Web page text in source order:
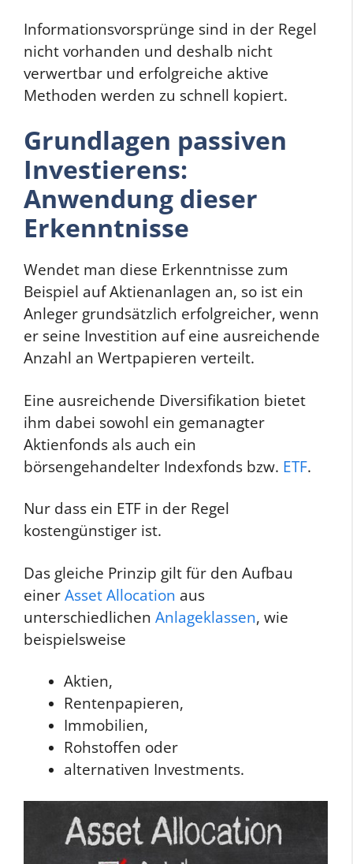
Informationsvorsprünge sind in der Regel
nicht vorhanden und deshalb nicht
verwertbar und erfolgreiche aktive
Methoden werden zu schnell kopiert.
Grundlagen passiven
Investierens:
Anwendung dieser
Erkenntnisse
Wendet man diese Erkenntnisse zum
Beispiel auf Aktienanlagen an, so ist ein
Anleger grundsätzlich erfolgreicher, wenn
er seine Investition auf eine ausreichende
Anzahl an Wertpapieren verteilt.
Eine ausreichende Diversifikation bietet
ihm dabei sowohl ein gemanagter
Aktienfonds als auch ein
börsengehandelter Indexfonds bzw. ETF.
Nur dass ein ETF in der Regel
kostengünstiger ist.
Das gleiche Prinzip gilt für den Aufbau
einer Asset Allocation aus
unterschiedlichen Anlageklassen, wie
beispielsweise
Aktien,
Rentenpapieren,
Immobilien,
Rohstoffen oder
alternativen Investments.